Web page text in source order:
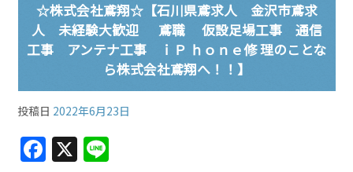
☆株式会社鳶翔☆【石川県鳶求人 金沢市鳶求
人 未経験大歓迎 鳶職 仮設足場工事 通信
工事 アンテナ工事 ｉＰ ｈｏｎｅ修 理のことな
ら株式会社鳶翔へ！！】
投稿日 2022年6月23日
F X